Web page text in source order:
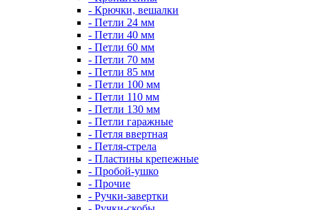
- Крючки, вешалки
- Петли 24 мм
- Петли 40 мм
- Петли 60 мм
- Петли 70 мм
- Петли 85 мм
- Петли 100 мм
- Петли 110 мм
- Петли 130 мм
- Петли гаражные
- Петля ввертная
- Петля-стрела
- Пластины крепежные
- Пробой-ушко
- Прочие
- Ручки-завертки